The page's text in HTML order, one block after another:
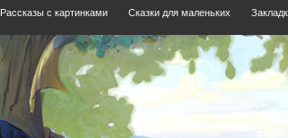
Рассказы с картинками Сказки для маленьких